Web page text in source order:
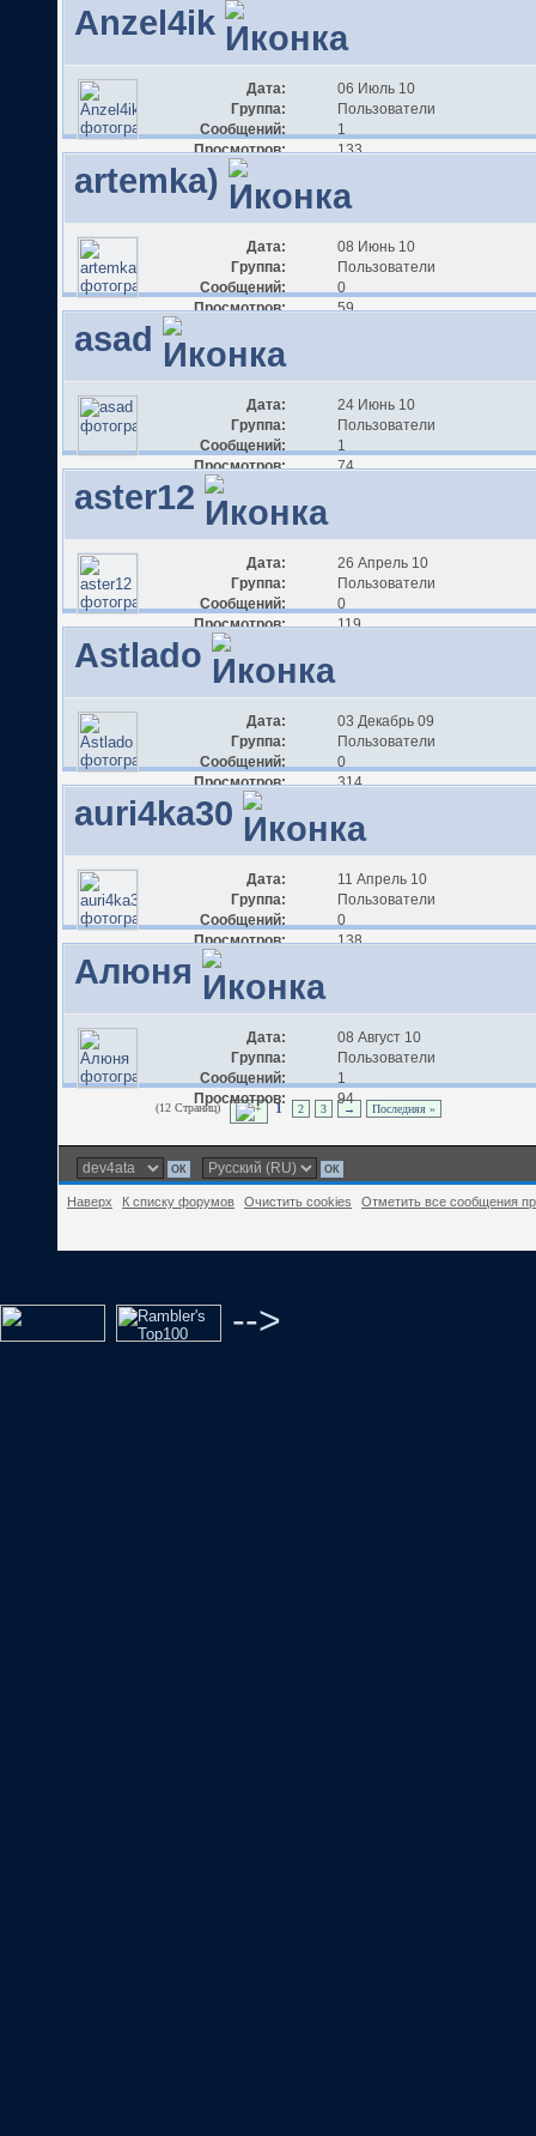
Anzel4ik
Дата:
06 Июль 10
Группа:
Пользователи
Сообщений:
1
Просмотров:
133
artemka)
Дата:
08 Июнь 10
Группа:
Пользователи
Сообщений:
0
Просмотров:
59
asad
Дата:
24 Июнь 10
Группа:
Пользователи
Сообщений:
1
Просмотров:
74
aster12
Дата:
26 Апрель 10
Группа:
Пользователи
Сообщений:
0
Просмотров:
119
Astlado
Дата:
03 Декабрь 09
Группа:
Пользователи
Сообщений:
0
Просмотров:
314
auri4ka30
Дата:
11 Апрель 10
Группа:
Пользователи
Сообщений:
0
Просмотров:
138
Aлюня
Дата:
08 Август 10
Группа:
Пользователи
Сообщений:
1
Просмотров:
94
(12 Страниц) 1 2 3 → Последняя »
Наверх К списку форумов Очистить cookies Отметить все сообщения
-->